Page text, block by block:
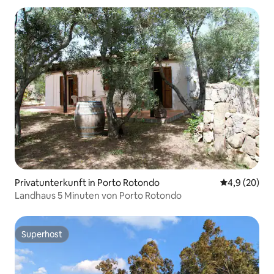
Privatunterkunft in Porto Rotondo
4,9 (20)
Landhaus 5 Minuten von Porto Rotondo
Superhost
Superhost